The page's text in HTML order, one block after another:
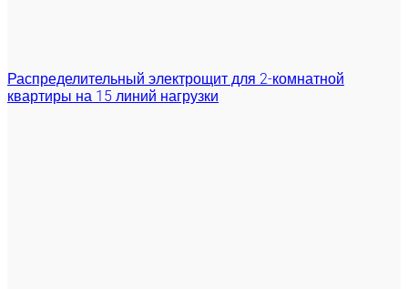
Распределительный электрощит для 2-комнатной
квартиры на 15 линий нагрузки